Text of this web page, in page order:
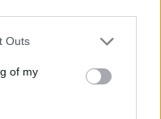
Outs
of my
leczenia
piersi w Polsce
jest przez
nad Rakiem